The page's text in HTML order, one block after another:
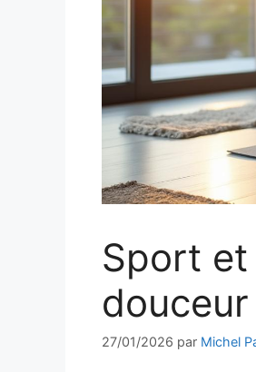
Sport
27/01/2026 par Michel